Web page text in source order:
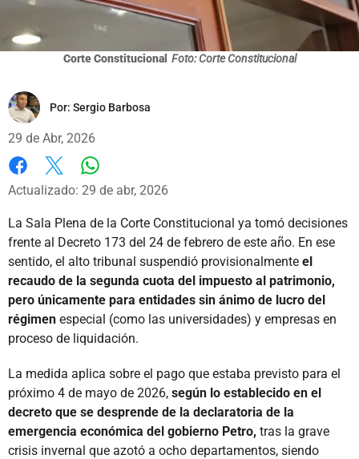
Corte Constitucional Foto: Corte Constitucional
Por: Sergio Barbosa
29 de Abr, 2026
Facebook
X
Actualizado: 29 de abr, 2026
La Sala Plena de la Corte Constitucional ya tomó decisiones
frente al Decreto 173 del 24 de febrero de este año. En ese
sentido, el alto tribunal suspendió provisionalmente el
recaudo de la segunda cuota del impuesto al patrimonio,
pero únicamente para entidades sin ánimo de lucro del
régimen especial (como las universidades) y empresas en
proceso de liquidación.
La medida aplica sobre el pago que estaba previsto para el
próximo 4 de mayo de 2026, según lo establecido en el
decreto que se desprende de la declaratoria de la
emergencia económica del gobierno Petro, tras la grave
crisis invernal que azotó a ocho departamentos, siendo